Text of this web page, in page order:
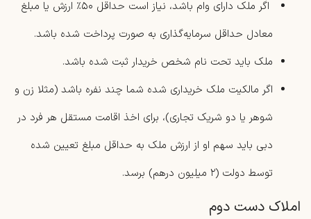
اگر ملک دارای وام باشد، نیاز است حداقل ۵۰٪ ارزش یا مبلغ
معادل حداقل سرمایه‌گذاری به‌ صورت پرداخت ‌شده باشد.
ملک باید تحت نام شخص خریدار ثبت شده باشد.
اگر مالکیت ملک خریداری شده شما چند نفره باشد (مثلا زن و
شوهر یا دو شریک تجاری)، برای اخذ اقامت مستقل هر فرد در
دبی باید سهم او از ارزش ملک به حداقل مبلغ تعیین ‌شده
توسط دولت (۲ میلیون درهم) برسد.
املاک دست دوم